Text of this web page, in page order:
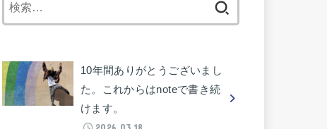
10年間ありがとうございまし
た。これからはnoteで書き続
けます。